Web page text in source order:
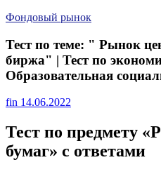
Фондовый рынок
Тест по теме: " Рынок
биржа" | Тест по
Образовательная
fin 14.06.2022
Тест по предмету
бумаг» с ответами